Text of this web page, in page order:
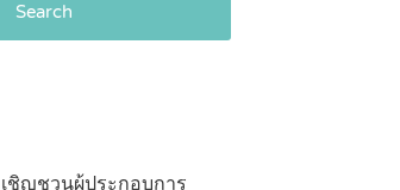
Search
เชิญชวนผู้ประกอบการ